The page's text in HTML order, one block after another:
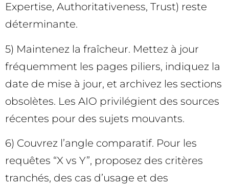
Expertise, Authoritativeness, Trust) reste
déterminante.
5) Maintenez la fraîcheur. Mettez à jour
fréquemment les pages piliers, indiquez la
date de mise à jour, et archivez les sections
obsolètes. Les AIO privilégient des sources
récentes pour des sujets mouvants.
6) Couvrez l’angle comparatif. Pour les
requêtes “X vs Y”, proposez des critères
tranchés, des cas d’usage et des